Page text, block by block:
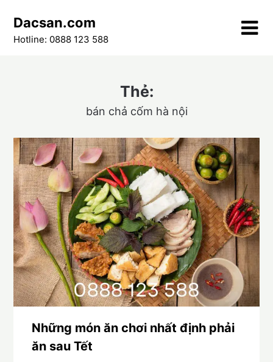
content
Dacsan.com
Hotline: 0888 123 588
Thẻ:
bán chả cốm hà nội
Những món ăn chơi nhất định phải
ăn sau Tết